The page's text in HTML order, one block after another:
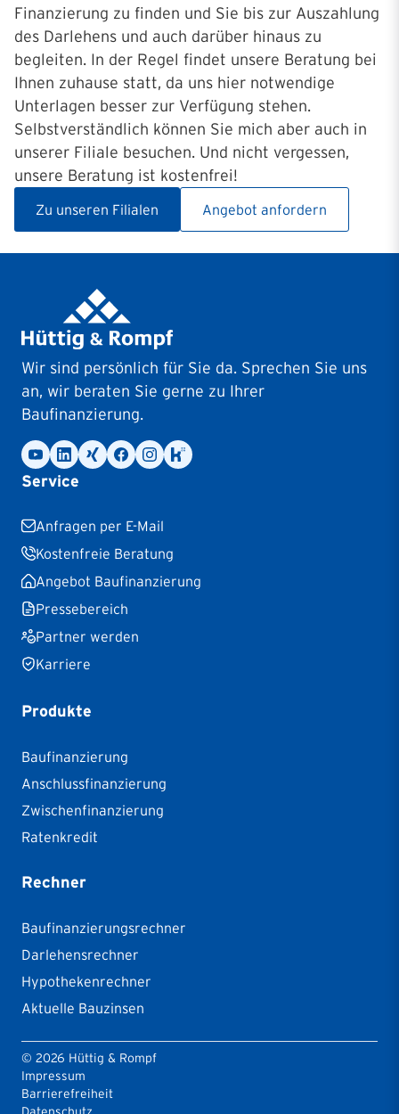
Finanzierung zu finden und Sie bis zur Auszahlung
des Darlehens und auch darüber hinaus zu
begleiten. In der Regel findet unsere Beratung bei
Ihnen zuhause statt, da uns hier notwendige
Unterlagen besser zur Verfügung stehen.
Selbstverständlich können Sie mich aber auch in
unserer Filiale besuchen. Und nicht vergessen,
unsere Beratung ist kostenfrei!
Zu unseren Filialen Angebot anfordern
Wir sind persönlich für Sie da. Sprechen Sie uns
an, wir beraten Sie gerne zu Ihrer
Baufinanzierung.
Service
Anfragen per E-Mail
Kostenfreie Beratung
Angebot Baufinanzierung
Pressebereich
Partner werden
Karriere
Produkte
Baufinanzierung
Anschlussfinanzierung
Zwischenfinanzierung
Ratenkredit
Rechner
Baufinanzierungsrechner
Darlehensrechner
Hypothekenrechner
Aktuelle Bauzinsen
© 2026 Hüttig & Rompf
Impressum
Barrierefreiheit
Datenschutz